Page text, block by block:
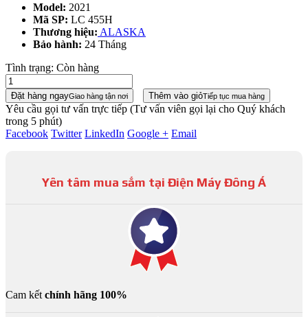
Model: 2021
Mã SP: LC 455H
Thương hiệu: ALASKA
Bảo hành: 24 Tháng
Tình trạng: Còn hàng
Đặt hàng ngayGiao hàng tận nơi Thêm vào giỏTiếp tục mua hàng
Yêu cầu gọi tư vấn trực tiếp (Tư vấn viên gọi lại cho Quý khách
trong 5 phút)
Facebook Twitter LinkedIn Google + Email
Yên tâm mua sắm tại Điện Máy Đông Á
Cam kết chính hãng 100%